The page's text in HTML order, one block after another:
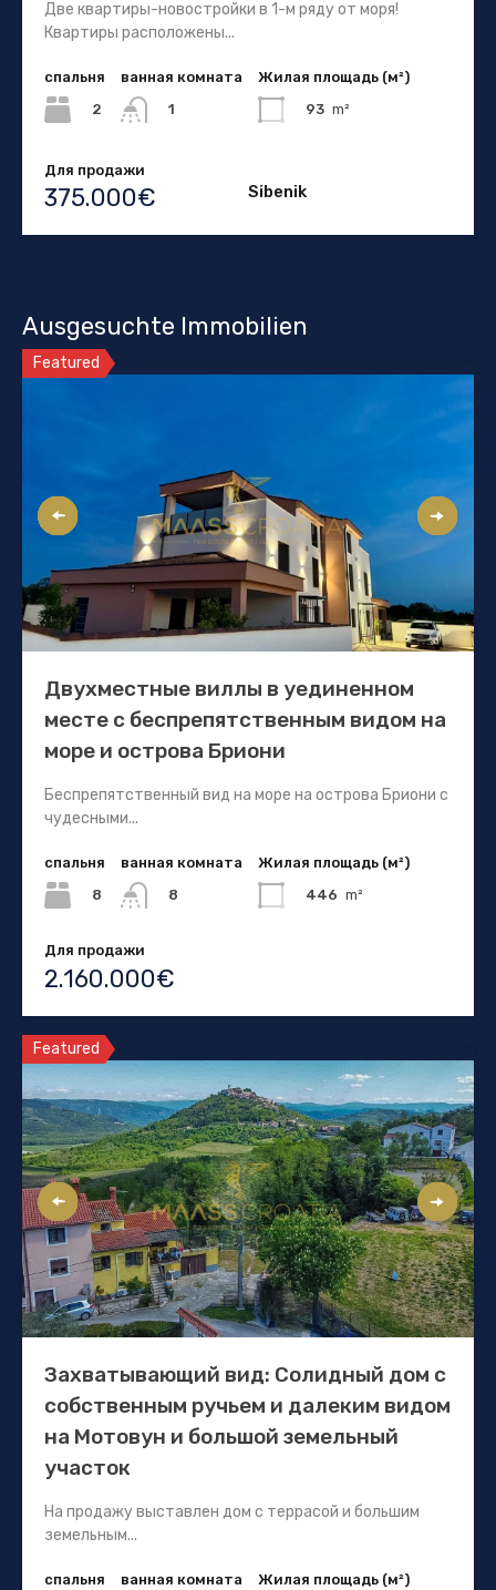
Две квартиры-новостройки в 1-м ряду от моря!
Квартиры расположены...
спальня
2
ванная комната
1
Жилая площадь (м²)
93 m²
Для продажи
375.000€ Sibenik
Ausgesuchte Immobilien
Featured
Двухместные виллы в уединенном
месте с беспрепятственным видом на
море и острова Бриони
Беспрепятственный вид на море на острова Бриони с
чудесными...
спальня
8
ванная комната
8
Жилая площадь (м²)
446 m²
Для продажи
2.160.000€
Featured
Захватывающий вид: Солидный дом с
собственным ручьем и далеким видом
на Мотовун и большой земельный
участок
На продажу выставлен дом с террасой и большим
земельным...
спальня
ванная комната
Жилая площадь (м²)